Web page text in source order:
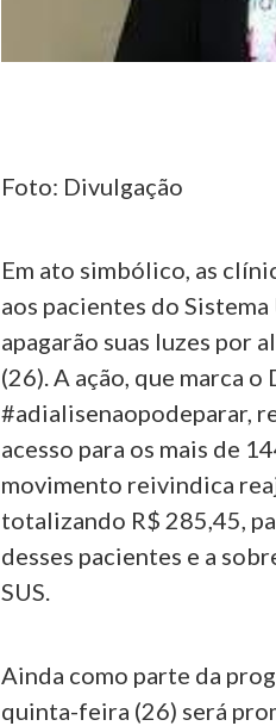
Foto: Divulgação
Em ato simbólico, as
aos pacientes do
apagarão suas luzes por
(26). A ação, que marca o
#adialisenaopodeparar,
acesso para os mais de
movimento reivindica
totalizando R$ 285,45,
desses pacientes e a
SUS.
Ainda como parte da
quinta-feira (26) será